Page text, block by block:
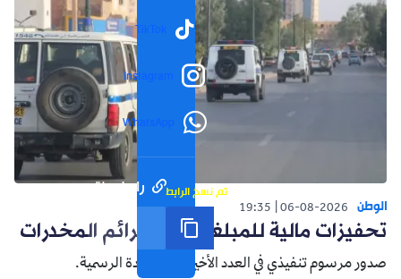
TikTok
Instagram
WhatsApp
رابط مختصر تم نسخ الرابط
الوطن 06-08-2026
19:35
تحفيزات مالية للمبلغين عن جرائم المخدرات
صدور مرسوم تنفيذي في العدد الأخير من الجريدة الرسمية.